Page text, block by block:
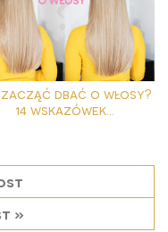
zacząć dbać o włosy?
14 wskazówek...
»